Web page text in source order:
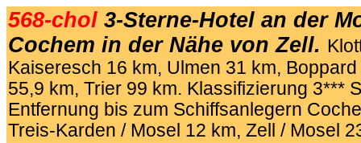
568-chol 3-Sterne-Hotel an der
Cochem in der Nähe von Zell.
Kaiseresch 16 km, Ulmen 31 km,
55,9 km, Trier 99 km. Klassifizierung 3***
Entfernung bis zum Schiffsanlegern
Treis-Karden / Mosel 12 km, Zell / Mosel